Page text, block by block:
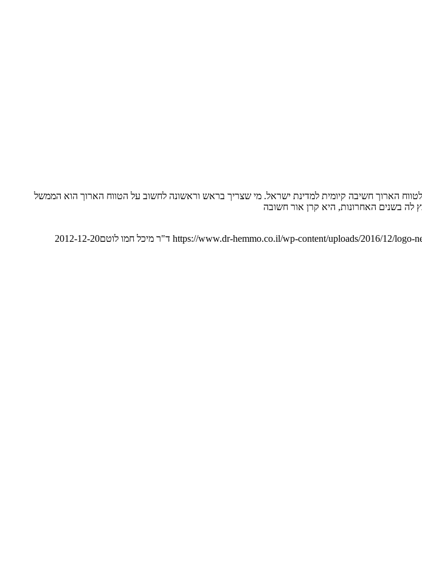
הארוך חשיבה קיומית למדינת ישראל. מי שצריך בראש וראשונה לחשוב על הטווח הארוך הוא הממשל
לה בשנים האחרונות, היא קרן אור חשובה
https://www.dr-hemmo.co.il/wp-content/uploads/2016/12/logo- ד"ר מיכל חמו לוטם2012-12-20